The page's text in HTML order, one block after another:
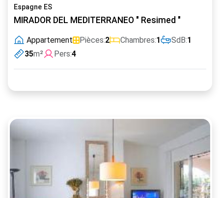
Espagne ES
MIRADOR DEL MEDITERRANEO " Resimed "
Appartement Pièces:2 Chambres:1 SdB:1
35m² Pers:4